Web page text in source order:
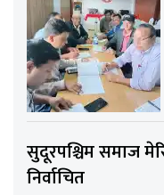
सुदूरपश्चिम समाज
निर्वाचित